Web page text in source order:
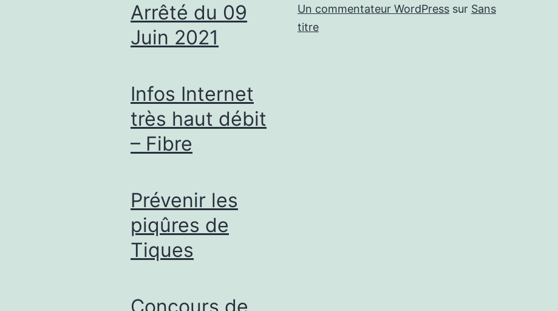
Arrêté du 09
Juin 2021
Infos Internet
très haut débit
– Fibre
Prévenir les
piqûres de
Tiques
Un commentateur WordPress sur Sans
titre